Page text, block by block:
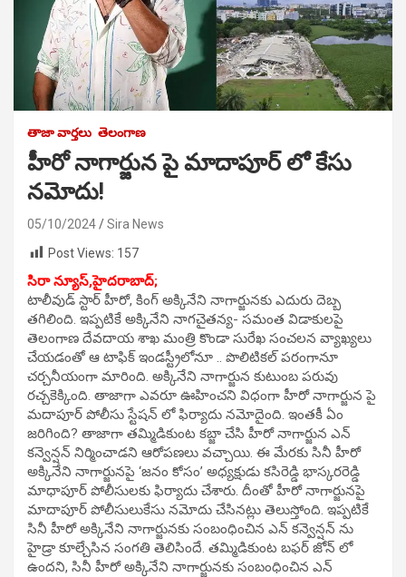
తాజా వార్తలు తెలంగాణ
హీరో నాగార్జున పై మాదాపూర్ లో కేసు
నమోదు!
05/10/2024
Sira News
Post Views: 157
సిరా న్యూస్,హైదరాబాద్;
టాలీవుడ్ స్టార్ హీరో, కింగ్ అక్కినేని నాగార్జునకు ఎదురు దెబ్బ
తగిలింది. ఇప్పటికే అక్కినేని నాగచైతన్య- సమంత విడాకులపై
తెలంగాణ దేవదాయ శాఖ మంత్రి కొండా సురేఖ సంచలన వ్యాఖ్యలు
చేయడంతో ఆ టాఫిక్ ఇండస్ట్రీలోనూ .. పొలిటికల్ పరంగానూ
చర్చనీయంగా మారింది. అక్కినేని నాగార్జున కుటుంబ పరువు
రచ్చకెక్కింది. తాజాగా ఎవరూ ఊహించని విధంగా హీరో నాగార్జున పై
మదాపూర్ పోలీసు స్టేషన్ లో ఫిర్యాదు నమోదైంది. ఇంతకీ ఏం
జరిగింది? తాజాగా తమ్మిడికుంట కబ్జా చేసి హీరో నాగార్జున ఎన్
కన్వెన్షన్ నిర్మించాడని ఆరోపణలు వచ్చాయి. ఈ మేరకు సినీ హీరో
అక్కినేని నాగార్జునపై ‘జనం కోసం’ అధ్యక్షుడు కసిరెడ్డి భాస్కరరెడ్డి
మాధాపూర్ పోలీసులకు ఫిర్యాదు చేశారు. దీంతో హీరో నాగార్జునపై
మాదాపూర్ పోలీసులుకేసు నమోదు చేసినట్లు తెలుస్తోంది. ఇప్పటికే
సినీ హీరో అక్కినేని నాగార్జునకు సంబంధించిన ఎన్ కన్వెన్షన్ ను
హైడ్రా కూల్చేసిన సంగతి తెలిసిందే. తమ్మిడికుంట బఫర్‌ జోన్‌ లో
ఉందని, సినీ హీరో అక్కినేని నాగార్జునకు సంబంధించిన ఎన్